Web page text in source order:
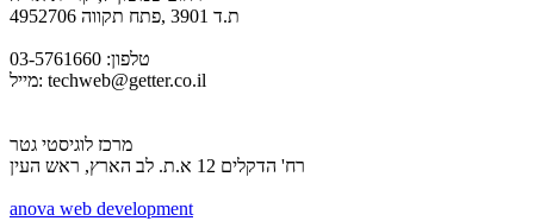
ת.ד 3901 ,פתח תקווה 4952706
טלפון: 03-5761660
מייל: techweb@getter.co.il
מרכז לוגיסטי גטר
רח' הדקלים 12 א.ת. לב הארץ, ראש העין
anova web development